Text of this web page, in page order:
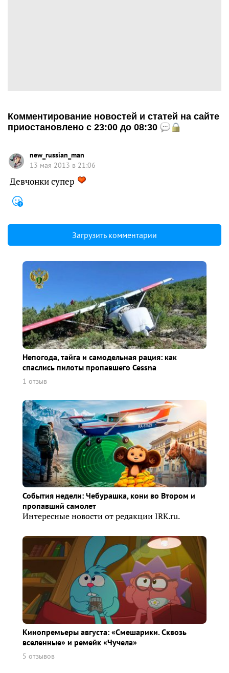
Комментирование новостей и статей на сайте
приостановлено с 23:00 до 08:30
new_russian_man
13 мая 2013 в 21:06
Девчонки супер
Загрузить комментарии
Непогода, тайга и самодельная рация: как
спаслись пилоты пропавшего Cessna
1 отзыв
События недели: Чебурашка, кони во Втором и
пропавший самолет
Интересные новости от редакции IRK.ru.
Кинопремьеры августа: «Смешарики. Сквозь
вселенные» и ремейк «Чучела»
5 отзывов